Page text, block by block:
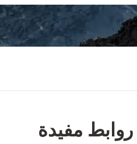
روابط مفيدة